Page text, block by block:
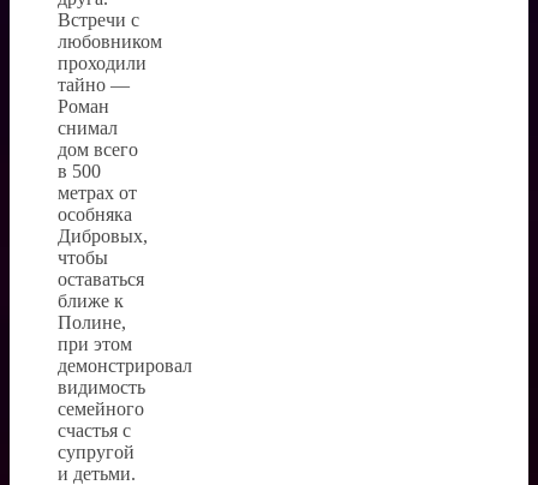
Встречи с
любовником
проходили
тайно —
Роман
снимал
дом всего
в 500
метрах от
особняка
Дибровых,
чтобы
оставаться
ближе к
Полине,
при этом
демонстрировал
видимость
семейного
счастья с
супругой
и детьми.